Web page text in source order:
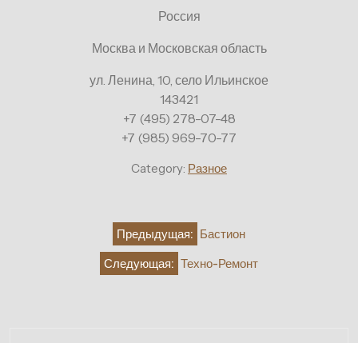
Россия
Москва и Московская область
ул. Ленина, 10, село Ильинское
143421
+7 (495) 278-07-48
+7 (985) 969-70-77
Category: Разное
Навигация Предыдущая: Бастион
Следующая: Техно-Ремонт